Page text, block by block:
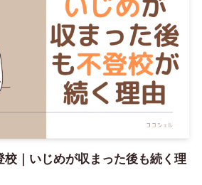
校｜いじめが収まった後も続く理